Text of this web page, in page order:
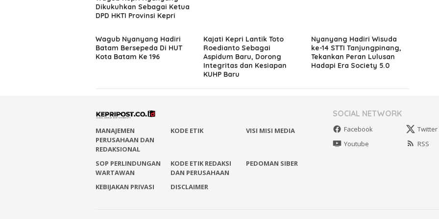
Dikukuhkan Sebagai Ketua
DPD HKTI Provinsi Kepri
Wagub Nyanyang Hadiri
Batam Bersepeda Di HUT
Kota Batam Ke 196
Kajati Kepri Lantik Toto
Roedianto Sebagai
Aspidum Baru, Dorong
Integritas dan Kesiapan
KUHP Baru
Nyanyang Hadiri Wisuda
ke-14 STTI Tanjungpinang,
Tekankan Peran Lulusan
Hadapi Era Society 5.0
MANAJEMEN
PERUSAHAAN DAN
REDAKSIONAL
KODE ETIK VISI MISI MEDIA
SOP PERLINDUNGAN
WARTAWAN
KODE ETIK REDAKSI
DAN PERUSAHAAN
PEDOMAN SIBER
KEBIJAKAN PRIVASI DISCLAIMER
SOCIAL NETWORK
Facebook Twitter
Youtube
RSS